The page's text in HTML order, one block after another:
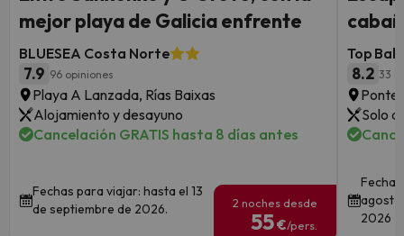
mejor playa de Galicia enfrente
BLUESEA Costa Norte
7.9 96 opiniones
Playa A Lanzada, Rías Baixas
Alojamiento y desayuno
Cancelación GRATIS hasta 8 días antes
Fechas para viajar: hasta el 13
de septiembre de 2026.
2 noches desde
55€/pers.
Top
8.2 33
Solo
agosto
2026